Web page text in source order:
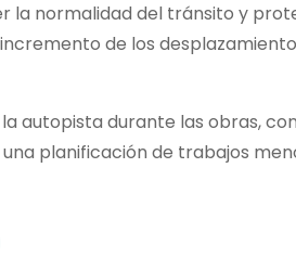
la normalidad del tránsito y
de los
autopista durante las obras, con
planificación de trabajos